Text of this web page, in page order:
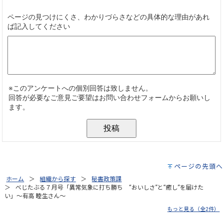
ページの先頭へ
ホーム 組織から探す
秘書政策課
べじたぶる７月号「異常気象に打ち勝ち “おいしさ”と“癒し”を届けた
い」～有高 睦生さん～
もっと見る（全2件）